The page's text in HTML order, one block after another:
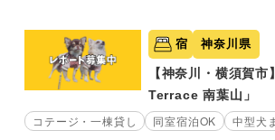
宿 神奈川県
【神奈川・横須賀
Terrace 南葉山」
コテージ・一棟貸し 同室宿泊OK 中型犬